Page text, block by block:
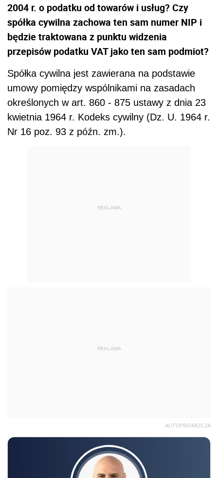
2004 r. o podatku od towarów i usług? Czy
spółka cywilna zachowa ten sam numer NIP i
będzie traktowana z punktu widzenia
przepisów podatku VAT jako ten sam podmiot?
Spółka cywilna jest zawierana na podstawie
umowy pomiędzy wspólnikami na zasadach
określonych w art. 860 - 875 ustawy z dnia 23
kwietnia 1964 r. Kodeks cywilny (Dz. U. 1964 r.
Nr 16 poz. 93 z późn. zm.).
REKLAMA
REKLAMA
AUTOPROMOCJA